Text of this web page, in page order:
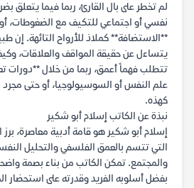
لم تخطر على بال القارئ، ربما فيما يتعلق
نفسي أو اجتماعي للتكيف مع الضغوطات،
**الاستضافة** كملاذ للأرواح التائهة. إن
يتساءل عن حقيقة المواقف والعلاقات،
تتطلب فهماً أعمق، ربما من خلال **دورات
علم النفس أو السوسيولوجيا، أو حتى مجرد
كهذه.
نبذة عن الكاتب إسلام أبو شكير
إسلام أبو شكير هو قامة أدبية معاصرة،
التي تتسم بالعمق الفلسفي والتحليل
والمجتمع. تمكن الكاتب من بناء بصمة
بفضل أسلوبه الفريد وقدرته على استحضار